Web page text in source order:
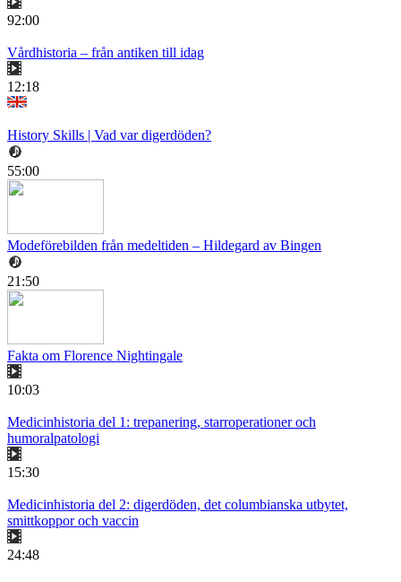
92:00
Vårdhistoria – från antiken till idag
12:18
History Skills | Vad var digerdöden?
55:00
Modeförebilden från medeltiden – Hildegard av Bingen
21:50
Fakta om Florence Nightingale
10:03
Medicinhistoria del 1: trepanering, starroperationer och
humoralpatologi
15:30
Medicinhistoria del 2: digerdöden, det columbianska utbytet,
smittkoppor och vaccin
24:48